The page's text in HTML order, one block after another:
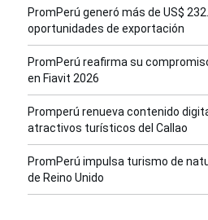
PromPerú generó más de US$
oportunidades de exportación
PromPerú reafirma su
en Fiavit 2026
Promperú renueva contenido
atractivos turísticos del Callao
PromPerú impulsa turismo de
de Reino Unido